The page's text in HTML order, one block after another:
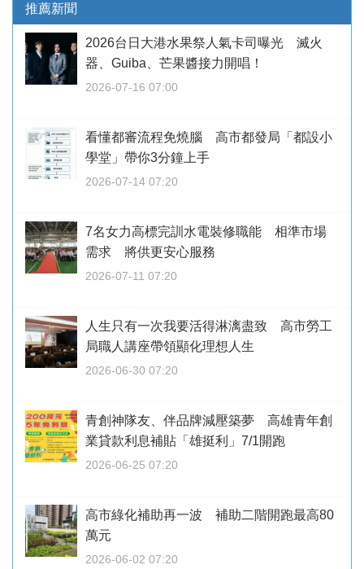
推薦新聞
2026台日大港水果祭人氣卡司曝光 滅火
器、Guiba、芒果醬接力開唱！
2026-07-16 07:00
看懂都審流程免燒腦 高市都發局「都設小
學堂」帶你3分鐘上手
2026-07-14 07:20
7名女力高標完訓水電裝修職能 相準市場
需求 將供更安心服務
2026-07-11 07:20
人生只有一次我要活得淋漓盡致 高市勞工
局職人講座帶領顯化理想人生
2026-06-30 07:20
青創神隊友、伴品牌減壓築夢 高雄青年創
業貸款利息補貼「雄挺利」7/1開跑
2026-06-25 07:20
高市綠化補助再一波 補助二階開跑最高80
萬元
2026-06-02 07:20